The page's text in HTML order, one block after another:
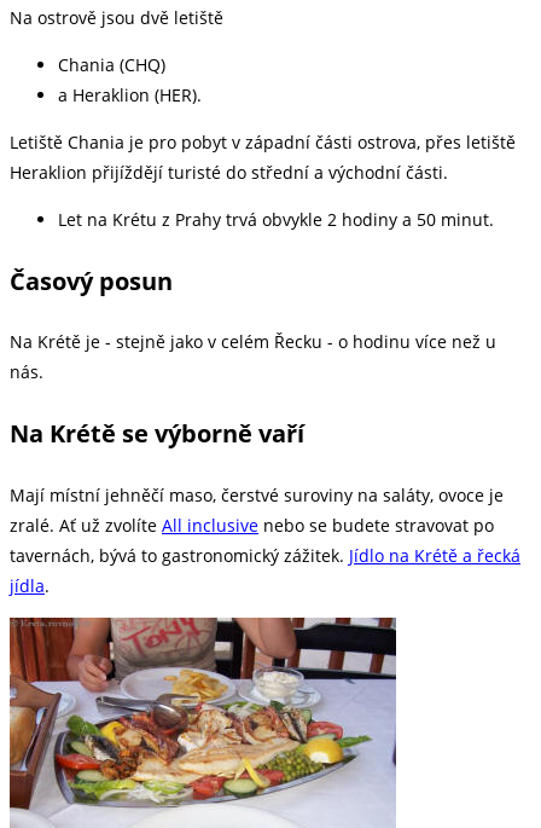
Na ostrově jsou dvě letiště
Chania (CHQ)
a Heraklion (HER).
Letiště Chania je pro pobyt v západní části ostrova, přes letiště
Heraklion přijíždějí turisté do střední a východní části.
Let na Krétu z Prahy trvá obvykle 2 hodiny a 50 minut.
Časový posun
Na Krétě je - stejně jako v celém Řecku - o hodinu více než u
nás.
Na Krétě se výborně vaří
Mají místní jehněčí maso, čerstvé suroviny na saláty, ovoce je
zralé. Ať už zvolíte All inclusive nebo se budete stravovat po
tavernách, bývá to gastronomický zážitek. Jídlo na Krétě a řecká
jídla.